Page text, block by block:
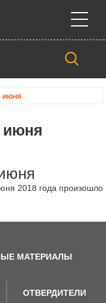
ИЮНЯ
июня
2018 года произошло
МАТЕРИАЛЫ
ОТВЕРДИТЕЛИ